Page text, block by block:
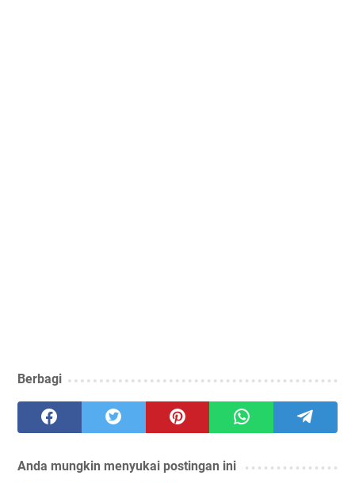
Berbagi
Anda mungkin menyukai postingan ini